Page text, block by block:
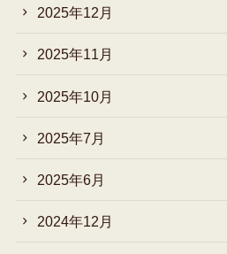
2025年12月
2025年11月
2025年10月
2025年7月
2025年6月
2024年12月